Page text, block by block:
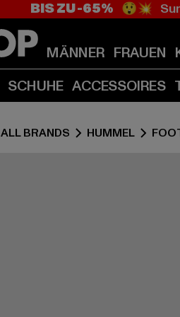
BIS ZU -65% 😲💥
MÄNNER FRAUEN
SCHUHE ACCESSOIRES
ALL BRANDS HUMMEL